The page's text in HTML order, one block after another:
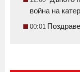
война на
00:01